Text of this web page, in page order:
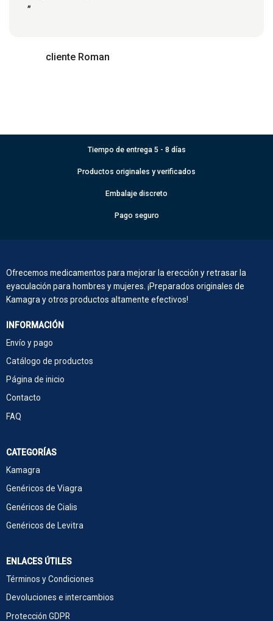
”
cliente Roman
Tiempo de entrega 5 - 8 días
Productos originales y verificados
Embalaje discreto
Pago seguro
Ofrecemos medicamentos para mejorar la erección y retrasar la
eyaculación para hombres y mujeres. ¡Preparados originales de
Kamagra y otros productos altamente efectivos!
INFORMACIÓN
Envío y pago
Catálogo de productos
Página de inicio
Contacto
FAQ
CATEGORÍAS
Kamagra
Genéricos de Viagra
Genéricos de Cialis
Genéricos de Levitra
ENLACES ÚTILES
Términos y Condiciones
Devoluciones e intercambios
Protección GDPR